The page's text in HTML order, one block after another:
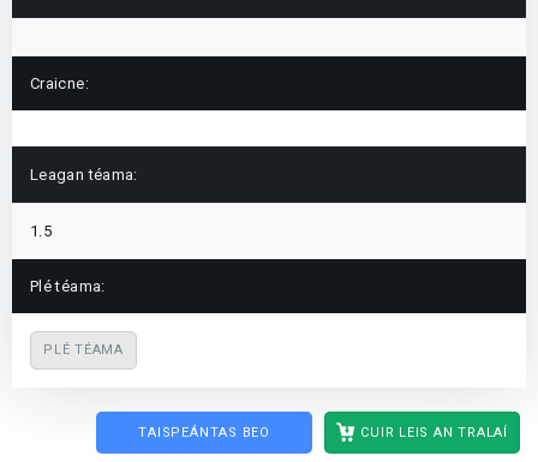
Craicne:
Leagan téama:
1.5
Plé téama:
PLÉ TÉAMA
TAISPEÁNTAS BEO CUIR LEIS AN TRALAÍ